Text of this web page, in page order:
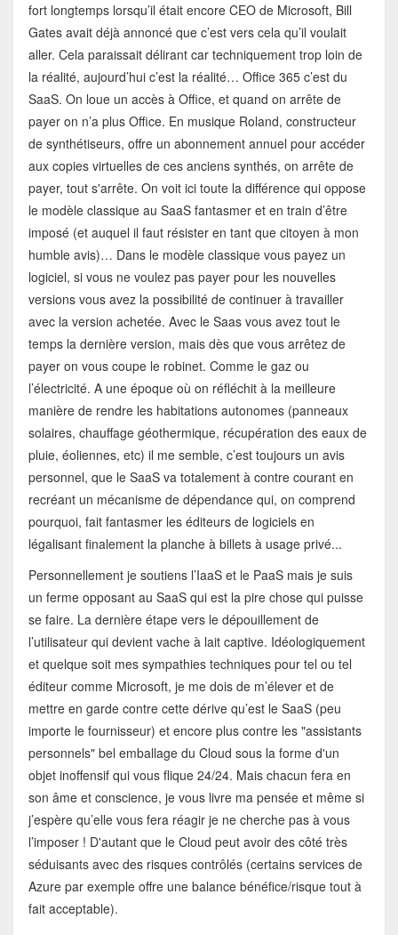
fort longtemps lorsqu’il était encore CEO de Microsoft, Bill
Gates avait déjà annoncé que c’est vers cela qu’il voulait
aller. Cela paraissait délirant car techniquement trop loin de
la réalité, aujourd’hui c’est la réalité… Office 365 c’est du
SaaS. On loue un accès à Office, et quand on arrête de
payer on n’a plus Office. En musique Roland, constructeur
de synthétiseurs, offre un abonnement annuel pour accéder
aux copies virtuelles de ces anciens synthés, on arrête de
payer, tout s'arrête. On voit ici toute la différence qui oppose
le modèle classique au SaaS fantasmer et en train d’être
imposé (et auquel il faut résister en tant que citoyen à mon
humble avis)… Dans le modèle classique vous payez un
logiciel, si vous ne voulez pas payer pour les nouvelles
versions vous avez la possibilité de continuer à travailler
avec la version achetée. Avec le Saas vous avez tout le
temps la dernière version, mais dès que vous arrêtez de
payer on vous coupe le robinet. Comme le gaz ou
l’électricité. A une époque où on réfléchit à la meilleure
manière de rendre les habitations autonomes (panneaux
solaires, chauffage géothermique, récupération des eaux de
pluie, éoliennes, etc) il me semble, c’est toujours un avis
personnel, que le SaaS va totalement à contre courant en
recréant un mécanisme de dépendance qui, on comprend
pourquoi, fait fantasmer les éditeurs de logiciels en
légalisant finalement la planche à billets à usage privé...
Personnellement je soutiens l’IaaS et le PaaS mais je suis
un ferme opposant au SaaS qui est la pire chose qui puisse
se faire. La dernière étape vers le dépouillement de
l’utilisateur qui devient vache à lait captive. Idéologiquement
et quelque soit mes sympathies techniques pour tel ou tel
éditeur comme Microsoft, je me dois de m’élever et de
mettre en garde contre cette dérive qu’est le SaaS (peu
importe le fournisseur) et encore plus contre les "assistants
personnels" bel emballage du Cloud sous la forme d'un
objet inoffensif qui vous flique 24/24. Mais chacun fera en
son âme et conscience, je vous livre ma pensée et même si
j’espère qu’elle vous fera réagir je ne cherche pas à vous
l’imposer ! D'autant que le Cloud peut avoir des côté très
séduisants avec des risques contrôlés (certains services de
Azure par exemple offre une balance bénéfice/risque tout à
fait acceptable).